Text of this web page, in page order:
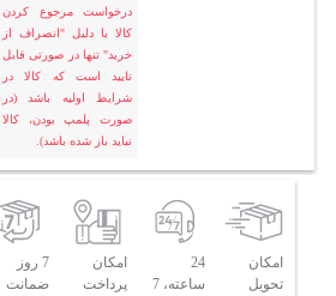
درخواست مرجوع کردن
کالا با دلیل "انصراف از
خرید" تنها در صورتی قابل
تایید است که کالا در
شرایط اولیه باشد (در
صورت پلمپ بودن، کالا
نباید باز شده باشد).
امکان
تحویل
24
ساعته، 7
امکان
پرداخت
7 روز
ضمانت